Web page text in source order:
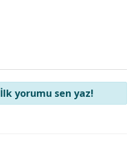
İlk yorumu sen yaz!